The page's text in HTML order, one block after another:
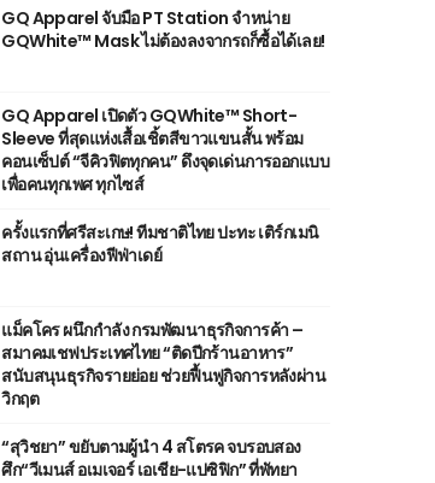
GQ Apparel จับมือ PT Station จำหน่าย
GQWhite™ Mask ไม่ต้องลงจากรถก็ซื้อได้เลย!
GQ Apparel เปิดตัว GQWhite™ Short-
Sleeve ที่สุดแห่งเสื้อเชิ้ตสีขาวแขนสั้น พร้อม
คอนเซ็ปต์ “จีคิวฟิตทุกคน” ดึงจุดเด่นการออกแบบ
เพื่อคนทุกเพศ ทุกไซส์
ครั้งแรกที่ศรีสะเกษ! ทีมชาติไทย ปะทะ เติร์กเมนิ
สถาน อุ่นเครื่องฟีฟ่าเดย์
แม็คโคร ผนึกกำลัง กรมพัฒนาธุรกิจการค้า –
สมาคมเชฟประเทศไทย “ติดปีกร้านอาหาร”
สนับสนุนธุรกิจรายย่อย ช่วยฟื้นฟูกิจการหลังผ่าน
วิกฤต
“สุวิชยา” ขยับตามผู้นำ 4 สโตรค จบรอบสอง
ศึก“วีเมนส์ อเมเจอร์ เอเชีย-แปซิฟิก” ที่พัทยา